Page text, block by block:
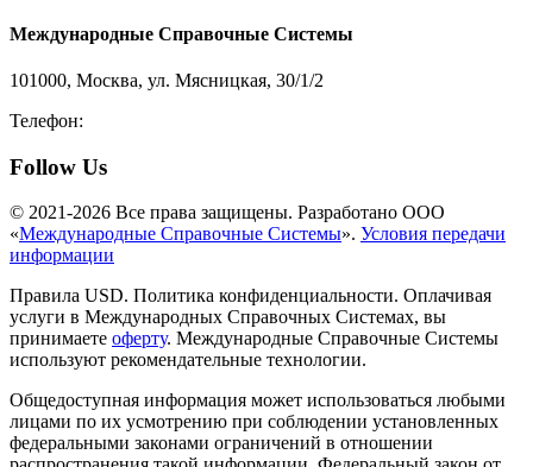
Международные Справочные Системы
101000, Москва, ул. Мясницкая, 30/1/2
Телефон:
Follow Us
© 2021-2026 Все права защищены. Разработано ООО
«Международные Справочные Системы». Условия передачи
информации
Правила USD. Политика конфиденциальности. Оплачивая
услуги в Международных Справочных Системах, вы
принимаете оферту. Международные Справочные Системы
используют рекомендательные технологии.
Общедоступная информация может использоваться любыми
лицами по их усмотрению при соблюдении установленных
федеральными законами ограничений в отношении